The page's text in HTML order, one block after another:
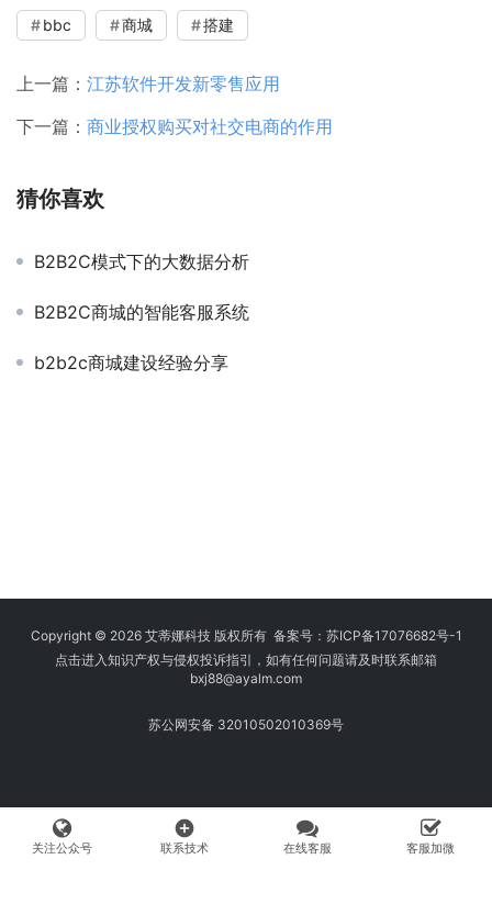
bbc 商城 搭建
上一篇： 江苏软件开发新零售应用
下一篇： 商业授权购买对社交电商的作用
猜你喜欢
B2B2C模式下的大数据分析
B2B2C商城的智能客服系统
b2b2c商城建设经验分享
Copyright © 2026 艾蒂娜科技 版权所有 备案号： 苏ICP备17076682号-1
点击进入知识产权与侵权投诉指引，如有任何问题请及时联系邮箱
bxj88@ayalm.com
苏公网安备 32010502010369号
关注公众号
add_circle
联系技术 在线客服 客服加微